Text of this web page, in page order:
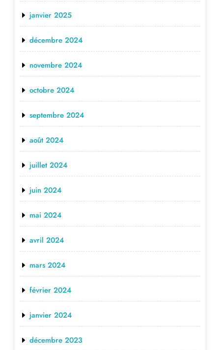
janvier 2025
décembre 2024
novembre 2024
octobre 2024
septembre 2024
août 2024
juillet 2024
juin 2024
mai 2024
avril 2024
mars 2024
février 2024
janvier 2024
décembre 2023